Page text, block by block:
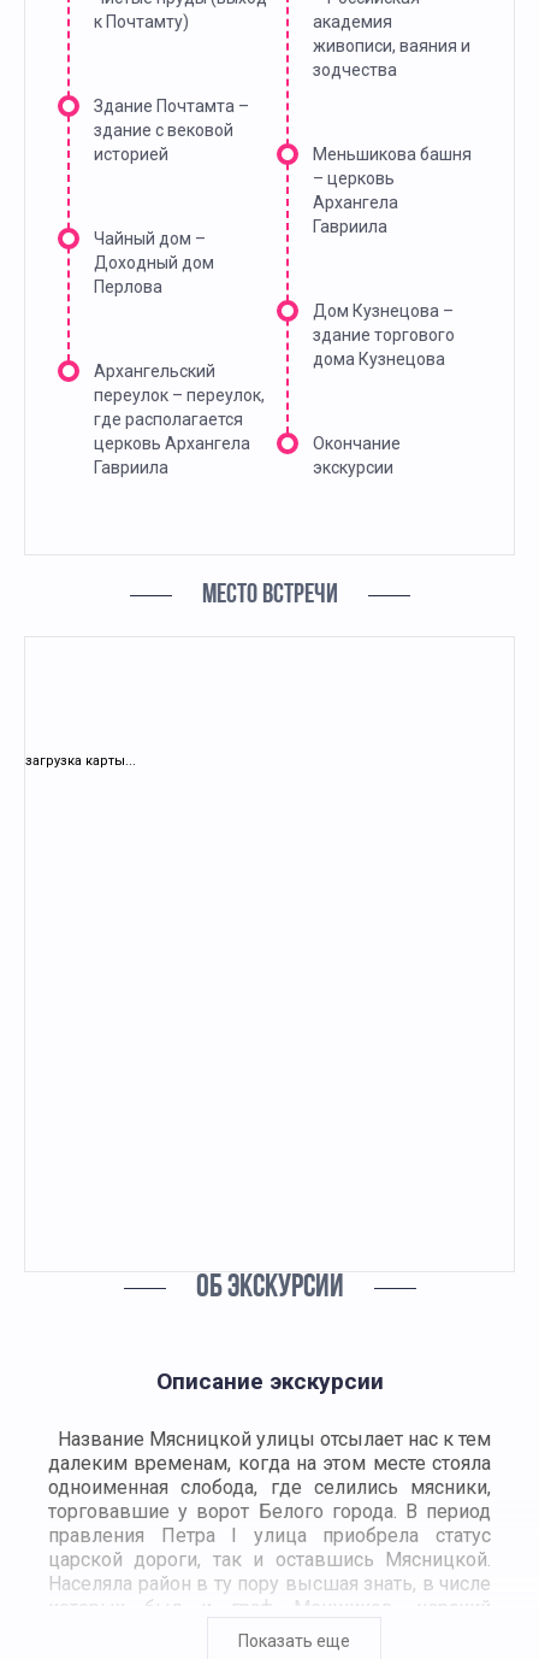
к Почтамту)
Здание Почтамта –
здание с вековой
историей
Чайный дом –
Доходный дом
Перлова
Архангельский
переулок – переулок,
где располагается
церковь Архангела
Гавриила
академия
живописи, ваяния и
зодчества
Меньшикова башня
– церковь
Архангела
Гавриила
Дом Кузнецова –
здание торгового
дома Кузнецова
Окончание
экскурсии
МЕСТО ВСТРЕЧИ
загрузка карты...
ОБ ЭКСКУРСИИ
Описание экскурсии
Название Мясницкой улицы отсылает нас к тем
далеким временам, когда на этом месте стояла
одноименная слобода, где селились мясники,
торговавшие у ворот Белого города. В период
правления Петра I улица приобрела статус
царской дороги, так и оставшись Мясницкой.
Населяла район в ту пору высшая знать, в числе
которых был и граф Меншиков, царский
фаворит и сподвижник. Именно благодаря ему
Показать еще